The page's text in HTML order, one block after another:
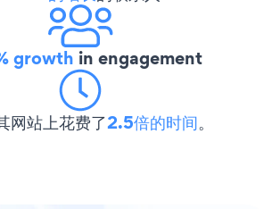
growth in engagement
网站上花费了2.5倍的时间。